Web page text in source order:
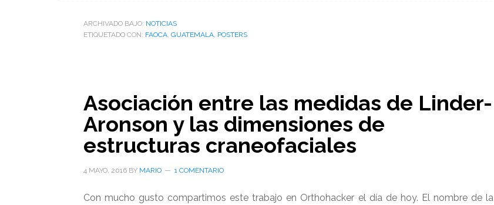
ARCHIVADO BAJO: NOTICIAS
ETIQUETADO CON: FAOCA, GUATEMALA, POSTERS
Asociación entre las medidas de Linder-
Aronson y las dimensiones de
estructuras craneofaciales
4 MAYO, 2016 BY MARIO 1 COMENTARIO
Con mucho gusto compartimos este trabajo en Orthohacker el día de hoy. El nombre de la